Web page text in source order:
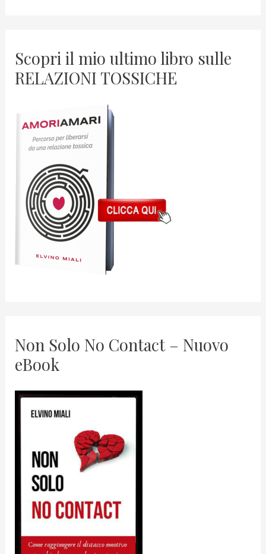
Scopri il mio ultimo libro sulle
RELAZIONI TOSSICHE
Non Solo No Contact – Nuovo
eBook